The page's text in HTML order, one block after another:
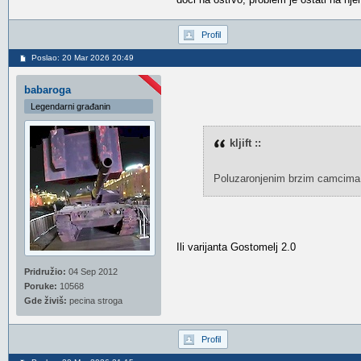
Profil
Poslao: 20 Mar 2026 20:49
babaroga
Legendarni građanin
Pridružio: 04 Sep 2012
Poruke: 10568
Gde živiš: pecina stroga
kljift ::
Poluzaronjenim brzim
Ili varijanta Gostomelj 2.0
Profil